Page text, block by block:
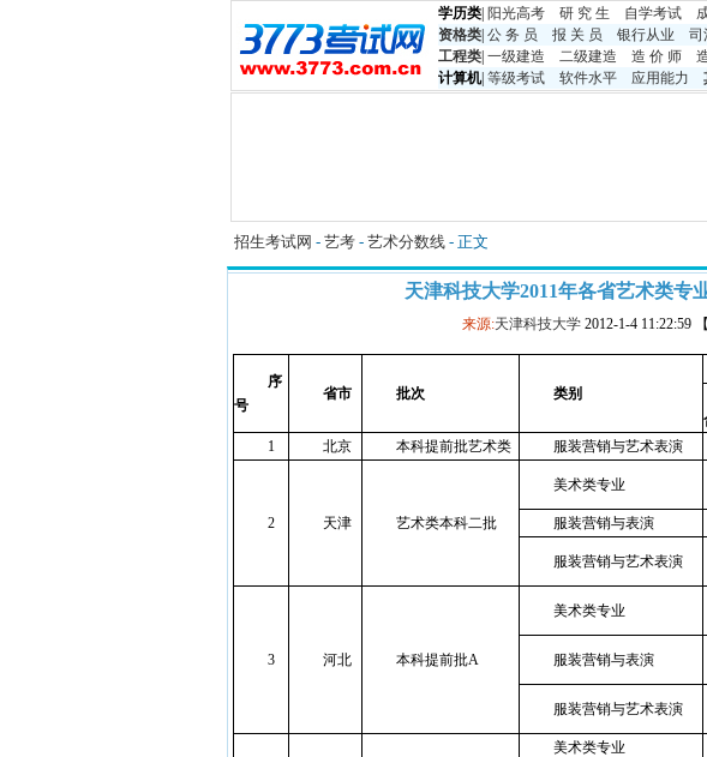
学历类 阳光高考 研 究 生 自学考试
资格类 公 务 员 报 关 员 银行从业 司
工程类 一级建造 二级建造 造 价 师
计算机| 等级考试 软件水平 应用能力
招生考试网 - 艺考 - 艺术分数线 - 正文
天津科技大学2011年各省艺术类专
来源:天津科技大学 2012-1-4 11:22:59
序
号
省市 批次 类别
1
北京 本科提前批艺术类 服装营销与艺术表演
2 天津 艺术类本科二批
美术类专业
服装营销与表演
服装营销与艺术表演
3 河北 本科提前批A
美术类专业
服装营销与表演
服装营销与艺术表演
美术类专业